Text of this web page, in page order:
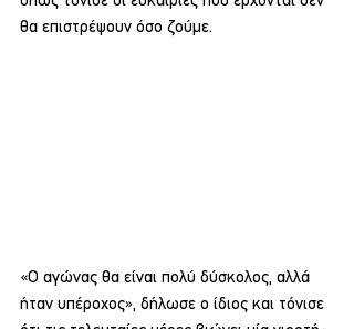
θα επιστρέψουν όσο ζούμε.
«Ο αγώνας θα είναι πολύ δύσκολος, αλλά
ήταν υπέροχος», δήλωσε ο ίδιος και τόνισε